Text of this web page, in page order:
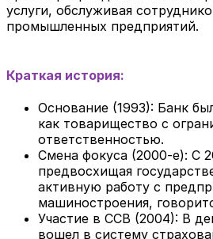
услуги, обслуживая
промышленных предприятий.
Краткая история:
Основание (1993): Банк
как товарищество с
ответственностью.
Смена фокуса (2000-е): С
предвосхищая
активную работу с
машиностроения,
Участие в ССВ (2004): В
вошел в систему